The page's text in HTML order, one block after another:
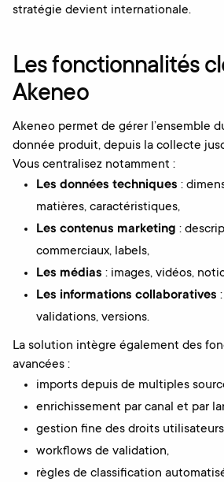
stratégie devient internationale.
Les fonctionnalités
Akeneo
Akeneo permet de gérer l’ensemble
donnée produit, depuis la collecte
Vous centralisez notamment :
Les données techniques :
matières, caractéristiques,
Les contenus marketing :
commerciaux, labels,
Les médias : images, vidéos,
Les informations collaboratives
validations, versions.
La solution intègre également des
avancées :
imports depuis de multiples
enrichissement par canal et par
gestion fine des droits
workflows de validation,
règles de classification